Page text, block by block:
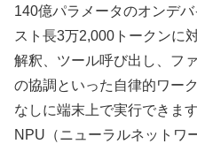
140億パラメータのオンデ
スト長3万2,000トークンに
解釈、ツール呼び出し、フ
の協調といった自律的ワー
なしに端末上で実行できま
NPU（ニューラルネットワ